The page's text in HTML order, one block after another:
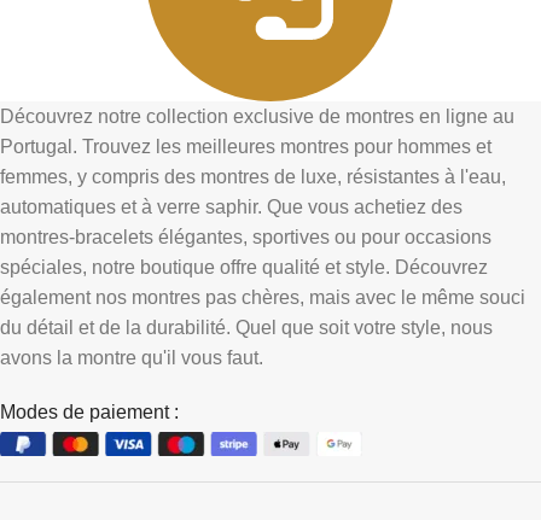
Découvrez notre collection exclusive de montres en ligne au
Portugal. Trouvez les meilleures montres pour hommes et
femmes, y compris des montres de luxe, résistantes à l'eau,
automatiques et à verre saphir. Que vous achetiez des
montres-bracelets élégantes, sportives ou pour occasions
spéciales, notre boutique offre qualité et style. Découvrez
également nos montres pas chères, mais avec le même souci
du détail et de la durabilité. Quel que soit votre style, nous
avons la montre qu'il vous faut.
Modes de paiement :